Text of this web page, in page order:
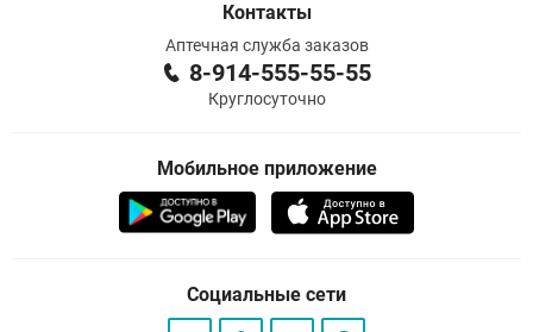
Контакты
Аптечная служба заказов
8-914-555-55-55
Круглосуточно
Мобильное приложение
Социальные сети